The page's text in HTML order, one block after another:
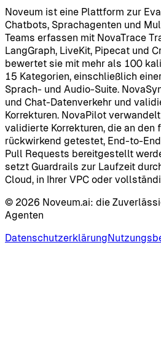
Noveum ist eine Plattform zur
Chatbots, Sprachagenten und
Teams erfassen mit NovaTrace
LangGraph, LiveKit, Pipecat und
bewertet sie mit mehr als 100
15 Kategorien, einschließlich
Sprach- und Audio-Suite.
und Chat-Datenverkehr und
Korrekturen. NovaPilot
validierte Korrekturen, die an den
rückwirkend getestet, End-to-
Pull Requests bereitgestellt
setzt Guardrails zur Laufzeit
Cloud, in Ihrer VPC oder
© 2026 Noveum.ai: die
Agenten
Datenschutzerklärung